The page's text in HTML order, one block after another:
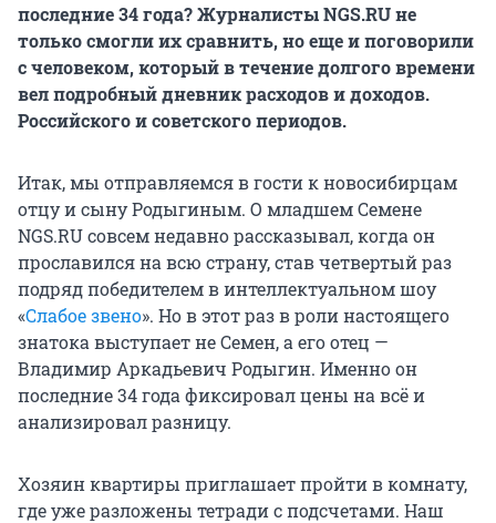
последние 34 года? Журналисты NGS.RU не
только смогли их сравнить, но еще и поговорили
с человеком, который в течение долгого времени
вел подробный дневник расходов и доходов.
Российского и советского периодов.
Итак, мы отправляемся в гости к новосибирцам
отцу и сыну Родыгиным. О младшем Семене
NGS.RU совсем недавно рассказывал, когда он
прославился на всю страну, став четвертый раз
подряд победителем в интеллектуальном шоу
«Слабое звено». Но в этот раз в роли настоящего
знатока выступает не Семен, а его отец —
Владимир Аркадьевич Родыгин. Именно он
последние 34 года фиксировал цены на всё и
анализировал разницу.
Хозяин квартиры приглашает пройти в комнату,
где уже разложены тетради с подсчетами. Наш